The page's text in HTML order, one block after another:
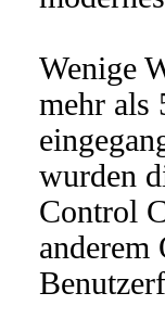
Wenige
mehr als
wurden
Control